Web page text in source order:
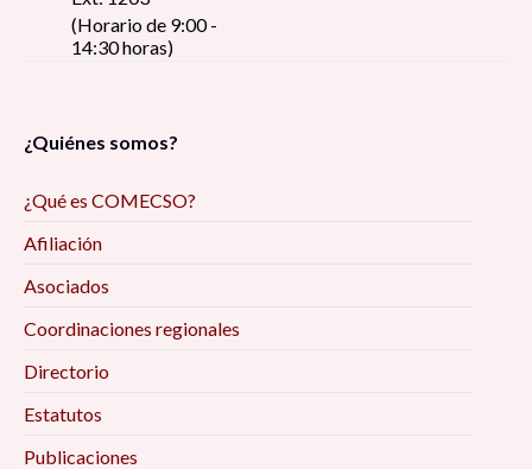
(Horario de 9:00 -
14:30 horas)
¿Quiénes somos?
¿Qué es COMECSO?
Afiliación
Asociados
Coordinaciones regionales
Directorio
Estatutos
Publicaciones